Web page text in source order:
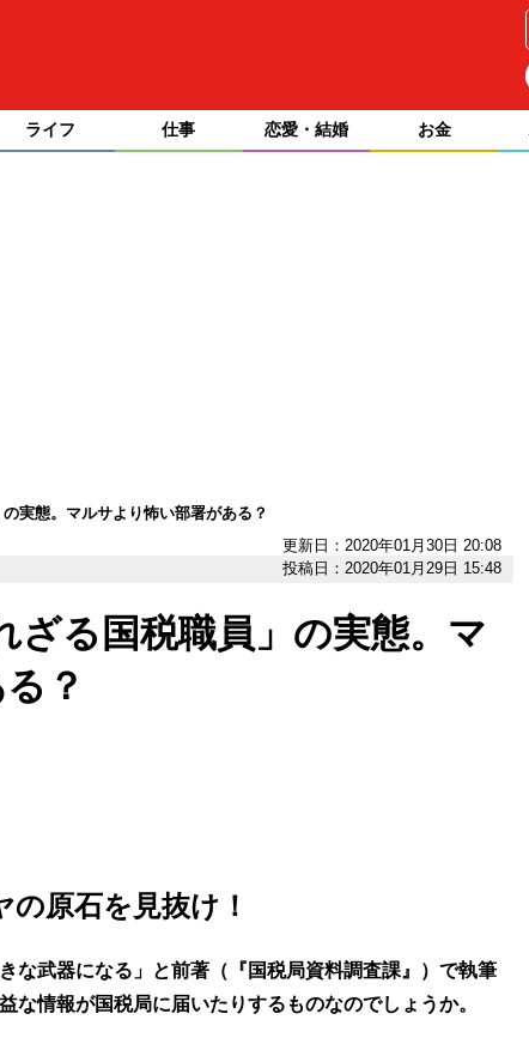
ライフ 仕事 恋愛・結婚 お金
実態。マルサより怖い部署がある？
更新日：2020年01月30日 20:08
投稿日：2020年01月29日 15:48
ざる国税職員」の実態。マ
？
原石を見抜け！
武器になる」と前著（『国税局資料調査課』）で執筆
な情報が国税局に届いたりするものなのでしょうか。